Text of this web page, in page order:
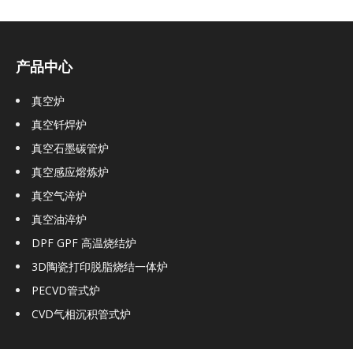
产品中心
真空炉
真空钎焊炉
真空石墨碳管炉
真空感应熔炼炉
真空气淬炉
真空油淬炉
DPF GPF 高温烧结炉
3D陶瓷打印脱脂烧结一体炉
PECVD管式炉
CVD气相沉积管式炉